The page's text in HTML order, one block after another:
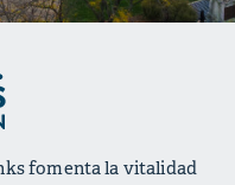
fomenta la vitalidad